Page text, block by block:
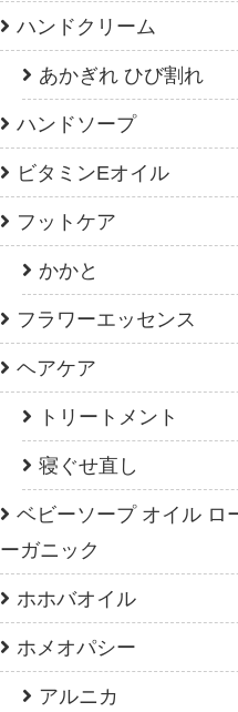
ハンドクリーム
あかぎれ ひび割れ
ハンドソープ
ビタミンEオイル
フットケア
かかと
フラワーエッセンス
ヘアケア
トリートメント
寝ぐせ直し
ベビーソープ オイル ロ
ーガニック
ホホバオイル
ホメオパシー
アルニカ